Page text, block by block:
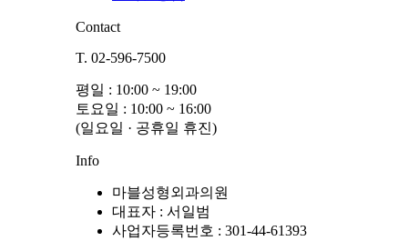
Contact
T. 02-596-7500
평일 : 10:00 ~ 19:00
토요일 : 10:00 ~ 16:00
(일요일 · 공휴일 휴진)
Info
마블성형외과의원
대표자 : 서일범
사업자등록번호 : 301-44-61393